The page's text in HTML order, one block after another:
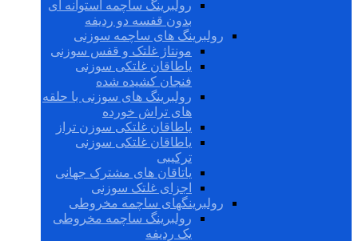
رولبرینگ ساچمه استوانه ای
بدون قفسه دو ردیفه
رولبرینگ های ساچمه سوزنی
مونتاژ غلتک و قفس سوزنی
یاطاقان غلتکی سوزنی
فنجان کشیده شده
رولبرینگ های سوزنی با حلقه
های تراش خورده
یاطاقان غلتکی سوزن تراز
یاطاقان غلتکی سوزنی
ترکیبی
یاتاقان های مشترک جهانی
اجزای غلتک سوزنی
رولبرینگهای ساچمه مخروطی
رولبرینگ ساچمه مخروطی
یک ردیفه